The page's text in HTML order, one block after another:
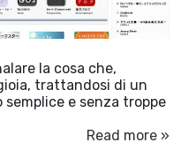
la cosa che,
trattandosi di un
e senza troppe
Read more »